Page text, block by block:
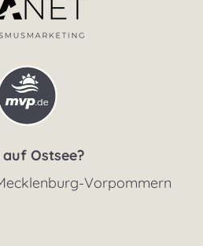
Ostsee?
Vorpommern